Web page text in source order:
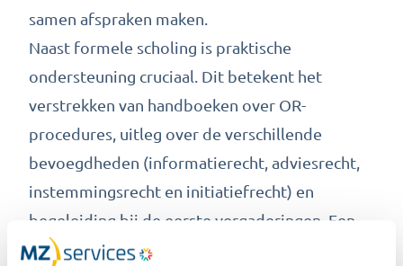
samen afspraken maken.
Naast formele scholing is praktische
ondersteuning cruciaal. Dit betekent het
verstrekken van handboeken over OR-
procedures, uitleg over de verschillende
bevoegdheden (informatierecht, adviesrecht,
instemmingsrecht en initiatiefrecht) en
begeleiding bij de eerste vergaderingen. Een
ervaren HR-medewerker of externe adviseur